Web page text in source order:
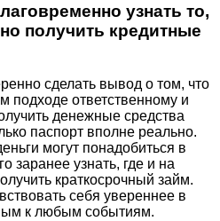
узнать то,
получить кредитные
сделать вывод о том, что
подходе ответственному и
денежные средства
паспорт вполне реально.
могут понадобиться в
заранее узнать, где и на
краткосрочный займ.
себя увереннее в
к любым событиям.